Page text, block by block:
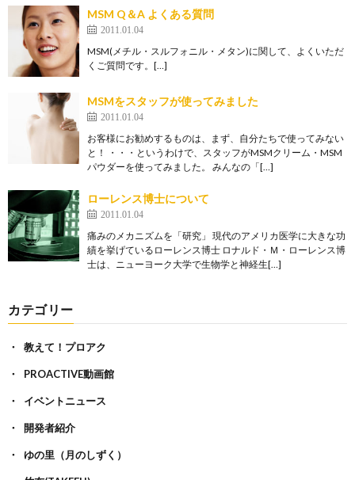
MSM Q＆A よくある質問
2011.01.04
MSM(メチル・スルフォニル・メタン)に関して、よくいただ
くご質問です。[…]
MSMをスタッフが使ってみました
2011.01.04
お客様にお勧めするものは、まず、自分たちで使ってみない
と！ ・・・というわけで、スタッフがMSMクリーム・MSM
パウダーを使ってみました。 みんなの「[…]
ローレンス博士について
2011.01.04
痛みのメカニズムを「研究」 現代のアメリカ医学に大きな功
績を挙げているローレンス博士 ロナルド・Ｍ・ローレンス博
士は、ニューヨーク大学で生物学と神経生[…]
カテゴリー
教えて！プロアク
PROACTIVE動画館
イベントニュース
開発者紹介
ゆの里（月のしずく）